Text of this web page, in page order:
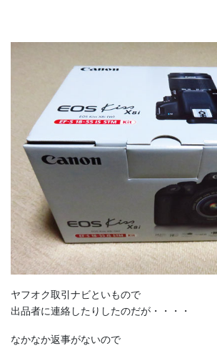
ヤフオク取引ナビといもので
出品者に連絡したりしたのだが・・・・
なかなか返事がないので